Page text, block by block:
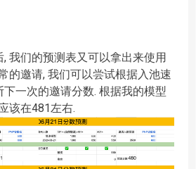
我们的预测表又可以拿出来使用
的邀请, 我们可以尝试根据入池速
一次的邀请分数. 根据我的模型
该在481左右.